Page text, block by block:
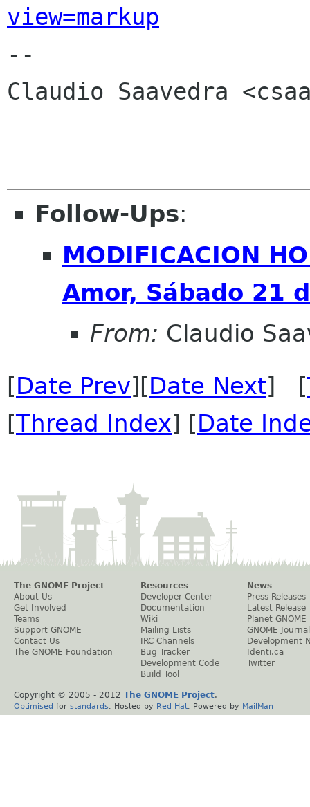
view=markup
--
Claudio Saavedra
Follow-Ups:
MODIFICACION
Amor, Sábado 21
From: Claudio
[Date Prev][Date Next] [
[Thread Index] [Date
The GNOME Project
About Us
Get Involved
Teams
Support GNOME
Contact Us
The GNOME Foundation
Resources
Developer Center
Documentation
Wiki
Mailing Lists
IRC Channels
Bug Tracker
Development Code
Build Tool
News
Press Releases
Latest Release
Planet GNOME
GNOME Journal
Development
Identi.ca
Twitter
Copyright © 2005 - 2012 The GNOME Project.
Optimised for standards . Hosted by Red Hat . Powered by MailMan